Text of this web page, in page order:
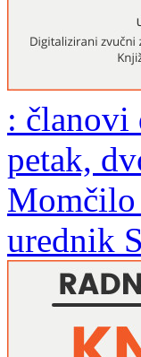
: članovi
petak,
Momčilo
urednik